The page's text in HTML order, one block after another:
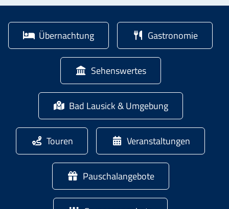
Übernachtung Gastronomie
Sehenswertes
Bad Lausick & Umgebung
Touren Veranstaltungen
Pauschalangebote